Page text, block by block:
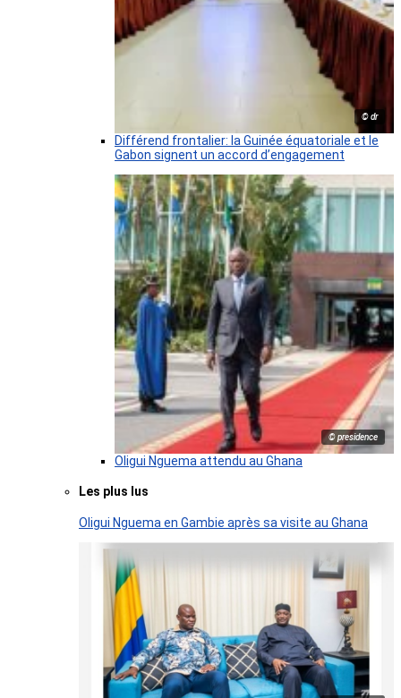
© dr
Différend frontalier: la Guinée équatoriale et le
Gabon signent un accord d’engagement
© presidence
Oligui Nguema attendu au Ghana
Les plus lus
Oligui Nguema en Gambie après sa visite au Ghana